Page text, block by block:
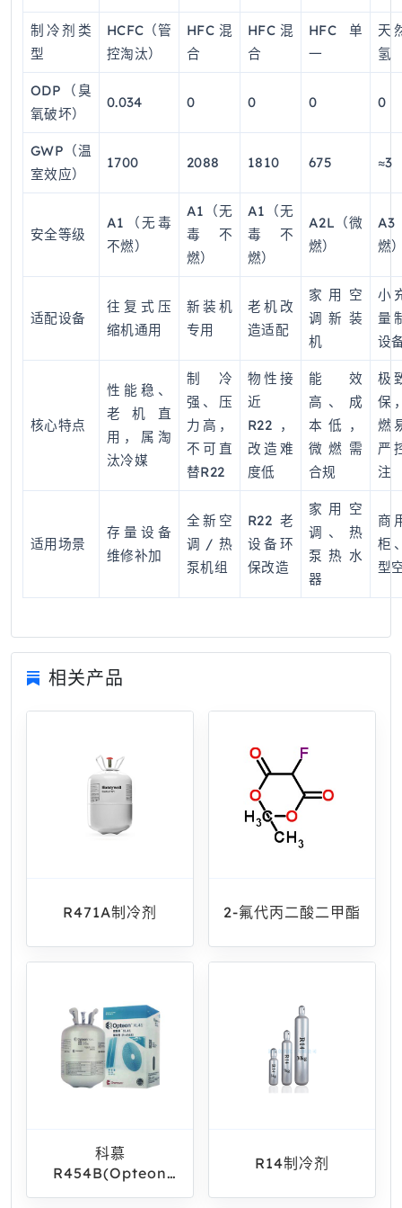
制冷剂类
型
HCFC（管
控淘汰）
HFC混
合
HFC混
合
HFC单
一
天
氢
ODP（臭
氧破坏）
0.034 0 0 0 0
GWP（温
室效应）
1700 2088 1810 675 ≈3
安全等级
A1（无毒
不燃）
A1（无
毒不
燃）
A1（无
毒不
燃）
A2L（微
燃）
A3
燃
适配设备
往复式压
缩机通用
新装机
专用
老机改
造适配
家用空
调新装
机
小
量
设
核心特点
性能稳、
老机直
用，属淘
汰冷媒
制冷
强、压
力高，
不可直
替R22
物性接
近
R22，
改造难
度低
能效
高、成
本低，
微燃需
合规
极
保
燃
严
注
适用场景
存量设备
维修补加
全新空
调/热
泵机组
R22老
设备环
保改造
家用空
调、热
泵热水
器
商
柜
型
相关产品
R471A制冷剂 2-氟代丙二酸二甲酯
科慕
R454B(Opteon
XL41)
R14制冷剂